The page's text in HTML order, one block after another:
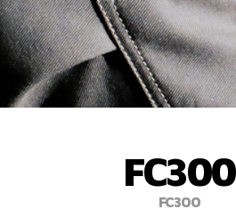
FC300
FC300